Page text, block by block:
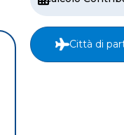
Città di